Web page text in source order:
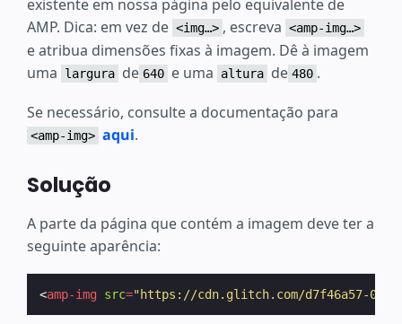
existente em nossa página pelo equivalente de
AMP. Dica: em vez de <img…> , escreva <amp-img…>
e atribua dimensões fixas à imagem. Dê à imagem
uma
largura de 640 e uma altura de 480 .
Se necessário, consulte a documentação para
<amp-img> aqui.
Solução
A parte da página que contém a imagem deve ter a
seguinte aparência:
<amp-img src="https://cdn.glitch.com/d7f46a57-0ca4-